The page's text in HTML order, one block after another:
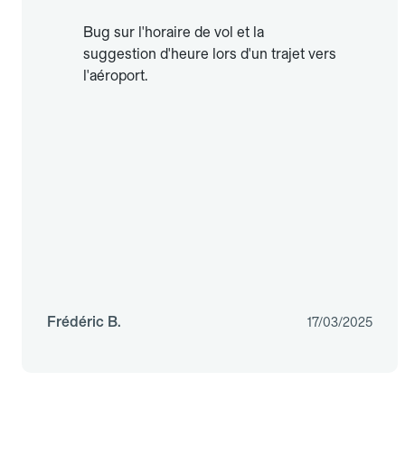
Bug sur l'horaire de vol et la
suggestion d'heure lors d'un trajet vers
l'aéroport.
Frédéric B. 17/03/2025